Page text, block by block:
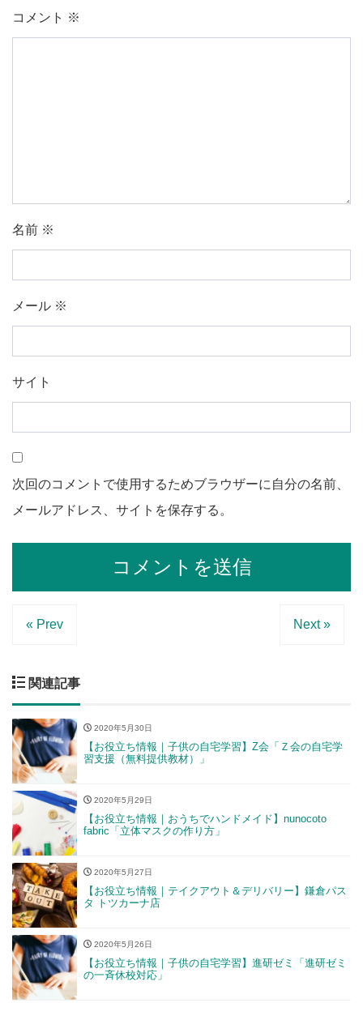
コメント ※
名前 ※
メール ※
サイト
次回のコメントで使用するためブラウザーに自分の名前、
メールアドレス、サイトを保存する。
« Prev Next »
関連記事
2020年5月30日
【お役立ち情報｜子供の自宅学習】Z会「Ｚ会の自宅学
習支援（無料提供教材）」
2020年5月29日
【お役立ち情報｜おうちでハンドメイド】nunocoto
fabric「立体マスクの作り方」
2020年5月27日
【お役立ち情報｜テイクアウト＆デリバリー】鎌倉パス
タ トツカーナ店
2020年5月26日
【お役立ち情報｜子供の自宅学習】進研ゼミ「進研ゼミ
の一斉休校対応」